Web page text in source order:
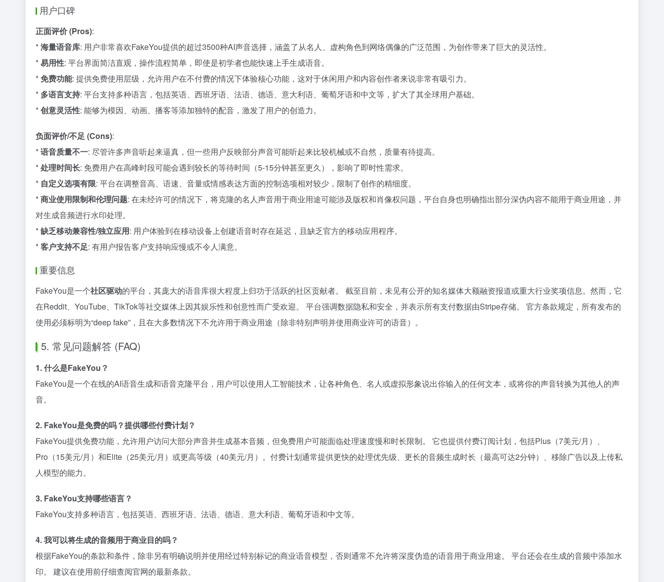
用户口碑
正面评价 (Pros):
*海量语音库: 用户非常喜欢FakeYou提供的超过3500种AI声音选择，涵盖了从名人、虚构角色到网络偶像的广泛范围，为创作带来了巨大的灵活性。
*易用性: 平台界面简洁直观，操作流程简单，即使是初学者也能快速上手生成语音。
*免费功能: 提供免费使用层级，允许用户在不付费的情况下体验核心功能，这对于休闲用户和内容创作者来说非常有吸引力。
* 多语言支持: 平台支持多种语言，包括英语、西班牙语、法语、德语、意大利语、葡萄牙语和中文等，扩大了其全球用户基础。
*创意灵活性: 能够为模因、动画、播客等添加独特的配音，激发了用户的创造力。
负面评价/不足 (Cons):
*语音质量不一: 尽管许多声音听起来逼真，但一些用户反映部分声音可能听起来比较机械或不自然，质量有待提高。
*处理时间长: 免费用户在高峰时段可能会遇到较长的等待时间（5-15分钟甚至更久），影响了即时性需求。
* 自定义选项有限: 平台在调整音高、语速、音量或情感表达方面的控制选项相对较少，限制了创作的精细度。
*商业使用限制和伦理问题: 在未经许可的情况下，将克隆的名人声音用于商业用途可能涉及版权和肖像权问题，平台自身也明确指出部分深伪内容不能用于商业用途，并
对生成音频进行水印处理。
*缺乏移动兼容性/独立应用: 用户体验到在移动设备上创建语音时存在延迟，且缺乏官方的移动应用程序。
*客户支持不足: 有用户报告客户支持响应慢或不令人满意。
重要信息
FakeYou是一个社区驱动的平台，其庞大的语音库很大程度上归功于活跃的社区贡献者。 截至目前，未见有公开的知名媒体大额融资报道或重大行业奖项信息。然而，它
在Reddit、YouTube、TikTok等社交媒体上因其娱乐性和创意性而广受欢迎。 平台强调数据隐私和安全，并表示所有支付数据由Stripe存储。 官方条款规定，所有发布的
使用必须标明为“deep fake”，且在大多数情况下不允许用于商业用途（除非特别声明并使用商业许可的语音）。
5. 常见问题解答 (FAQ)
1. 什么是FakeYou？
FakeYou是一个在线的AI语音生成和语音克隆平台，用户可以使用人工智能技术，让各种角色、名人或虚拟形象说出你输入的任何文本，或将你的声音转换为其他人的声
音。
2. FakeYou是免费的吗？提供哪些付费计划？
FakeYou提供免费功能，允许用户访问大部分声音并生成基本音频，但免费用户可能面临处理速度慢和时长限制。 它也提供付费订阅计划，包括Plus（7美元/月）、
Pro（15美元/月）和Elite（25美元/月）或更高等级（40美元/月）。付费计划通常提供更快的处理优先级、更长的音频生成时长（最高可达2分钟）、移除广告以及上传私
人模型的能力。
3. FakeYou支持哪些语言？
FakeYou支持多种语言，包括英语、西班牙语、法语、德语、意大利语、葡萄牙语和中文等。
4. 我可以将生成的音频用于商业目的吗？
根据FakeYou的条款和条件，除非另有明确说明并使用经过特别标记的商业语音模型，否则通常不允许将深度伪造的语音用于商业用途。 平台还会在生成的音频中添加水
印。 建议在使用前仔细查阅官网的最新条款。